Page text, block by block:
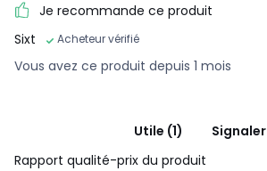
Je recommande ce produit
Sixt
Acheteur vérifié
Vous avez ce produit depuis 1 mois
Utile (1)
Signaler
Rapport qualité-prix du produit